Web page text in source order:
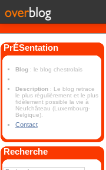
PrÉSentation
Blog : le blog chestrolais
Description : Le blog retrace
le plus régulièrement et le plus
fidèlement possible la vie à
Neufchâteau (Luxembourg-
Belgique).
Contact
Recherche